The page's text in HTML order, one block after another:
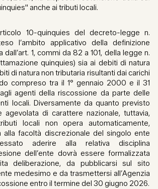
anche ai tributi locali.
10-quinquies del decreto-legge n.
l’ambito applicativo della definizione
1, commi da 82 a 101, della legge n.
quinquies) sia ai debiti di natura
di natura non tributaria risultanti dai carichi
compreso tra il 1° gennaio 2000 e il 31
agenti della riscossione da parte delle
locali. Diversamente da quanto previsto
agevolata di carattere nazionale, tuttavia,
locali non opera automaticamente,
alla facoltà discrezionale del singolo ente
aderire alla relativa disciplina
dell’ente dovrà essere formalizzata
deliberazione, da pubblicarsi sul sito
medesimo e da trasmettersi all’Agenzia
entro il termine del 30 giugno 2026.